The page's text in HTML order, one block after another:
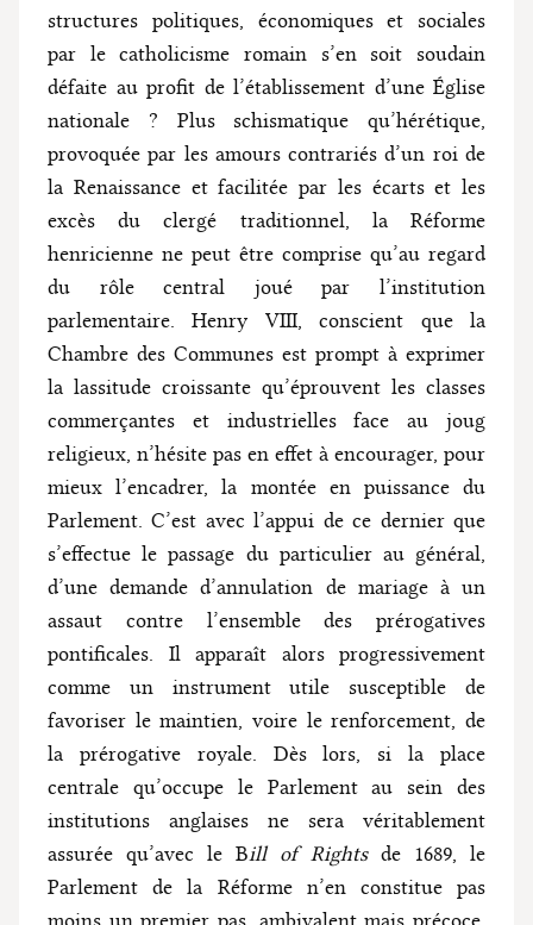
structures politiques, économiques et sociales
par le catholicisme romain s’en soit soudain
défaite au profit de l’établissement d’une Église
nationale ? Plus schismatique qu’hérétique,
provoquée par les amours contrariés d’un roi de
la Renaissance et facilitée par les écarts et les
excès du clergé traditionnel, la Réforme
henricienne ne peut être comprise qu’au regard
du rôle central joué par l’institution
parlementaire. Henry VIII, conscient que la
Chambre des Communes est prompt à exprimer
la lassitude croissante qu’éprouvent les classes
commerçantes et industrielles face au joug
religieux, n’hésite pas en effet à encourager, pour
mieux l’encadrer, la montée en puissance du
Parlement. C’est avec l’appui de ce dernier que
s’effectue le passage du particulier au général,
d’une demande d’annulation de mariage à un
assaut contre l’ensemble des prérogatives
pontificales. Il apparaît alors progressivement
comme un instrument utile susceptible de
favoriser le maintien, voire le renforcement, de
la prérogative royale. Dès lors, si la place
centrale qu’occupe le Parlement au sein des
institutions anglaises ne sera véritablement
assurée qu’avec le Bill of Rightsde 1689, le
Parlement de la Réforme n’en constitue pas
moins un premier pas, ambivalent mais précoce,